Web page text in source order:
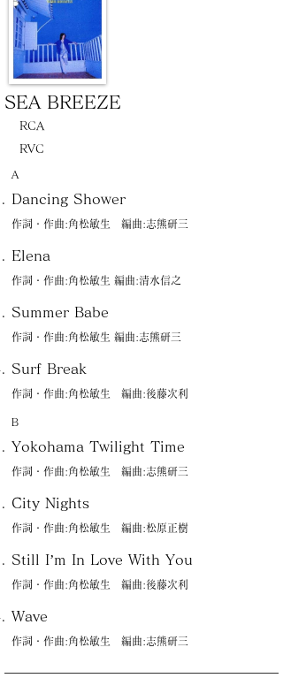
SEA BREEZE
RCA
RVC
Ａ
Dancing Shower
作詞・作曲:角松敏生 編曲:志熊研三
Elena
作詞・作曲:角松敏生 編曲:清水信之
Summer Babe
作詞・作曲:角松敏生 編曲:志熊研三
Surf Break
作詞・作曲:角松敏生 編曲:後藤次利
Ｂ
Yokohama Twilight Time
作詞・作曲:角松敏生 編曲:志熊研三
City Nights
作詞・作曲:角松敏生 編曲:松原正樹
Still I’m In Love With You
作詞・作曲:角松敏生 編曲:後藤次利
Wave
作詞・作曲:角松敏生 編曲:志熊研三